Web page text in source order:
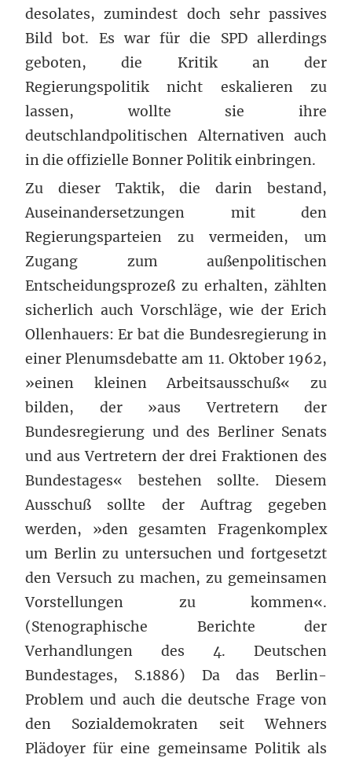
desolates, zumindest doch sehr passives
Bild bot. Es war für die SPD allerdings
geboten, die Kritik an der
Regierungspolitik nicht eskalieren zu
lassen, wollte sie ihre
deutschlandpolitischen Alternativen auch
in die offizielle Bonner Politik einbringen.
Zu dieser Taktik, die darin bestand,
Auseinandersetzungen mit den
Regierungsparteien zu vermeiden, um
Zugang zum außenpolitischen
Entscheidungsprozeß zu erhalten, zählten
sicherlich auch Vorschläge, wie der Erich
Ollenhauers: Er bat die Bundesregierung in
einer Plenumsdebatte am 11. Oktober 1962,
»einen kleinen Arbeitsausschuß« zu
bilden, der »aus Vertretern der
Bundesregierung und des Berliner Senats
und aus Vertretern der drei Fraktionen des
Bundestages« bestehen sollte. Diesem
Ausschuß sollte der Auftrag gegeben
werden, »den gesamten Fragenkomplex
um Berlin zu untersuchen und fortgesetzt
den Versuch zu machen, zu gemeinsamen
Vorstellungen zu kommen«.
(Stenographische Berichte der
Verhandlungen des 4. Deutschen
Bundestages, S.1886) Da das Berlin-
Problem und auch die deutsche Frage von
den Sozialdemokraten seit Wehners
Plädoyer für eine gemeinsame Politik als